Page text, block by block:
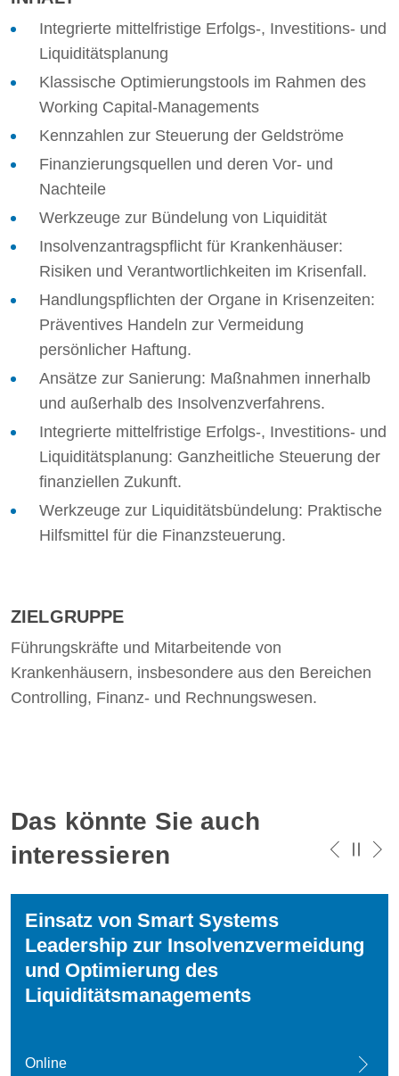
Integrierte mittelfristige Erfolgs-, Investitions- und
Liquiditätsplanung
Klassische Optimierungstools im Rahmen des
Working Capital-Managements
Kennzahlen zur Steuerung der Geldströme
Finanzierungsquellen und deren Vor- und
Nachteile
Werkzeuge zur Bündelung von Liquidität
Insolvenzantragspflicht für Krankenhäuser:
Risiken und Verantwortlichkeiten im Krisenfall.
Handlungspflichten der Organe in Krisenzeiten:
Präventives Handeln zur Vermeidung
persönlicher Haftung.
Ansätze zur Sanierung: Maßnahmen innerhalb
und außerhalb des Insolvenzverfahrens.
Integrierte mittelfristige Erfolgs-, Investitions- und
Liquiditätsplanung: Ganzheitliche Steuerung der
finanziellen Zukunft.
Werkzeuge zur Liquiditätsbündelung: Praktische
Hilfsmittel für die Finanzsteuerung.
ZIELGRUPPE
Führungskräfte und Mitarbeitende von
Krankenhäusern, insbesondere aus den Bereichen
Controlling, Finanz- und Rechnungswesen.
Das könnte Sie auch
interessieren
Einsatz von Smart Systems
Leadership zur Insolvenzvermeidung
und Optimierung des
Liquiditätsmanagements
Online